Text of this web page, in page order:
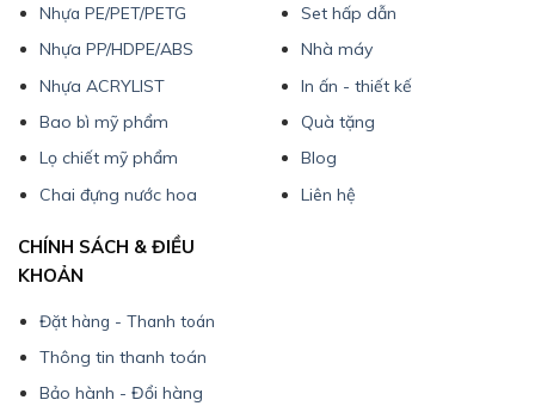
Nhựa PE/PET/PETG
Nhựa PP/HDPE/ABS
Nhựa ACRYLIST
Bao bì mỹ phẩm
Lọ chiết mỹ phẩm
Chai đựng nước hoa
Set hấp dẫn
Nhà máy
In ấn - thiết kế
Quà tặng
Blog
Liên hệ
CHÍNH SÁCH & ĐIỀU
KHOẢN
Đặt hàng - Thanh toán
Thông tin thanh toán
Bảo hành - Đổi hàng